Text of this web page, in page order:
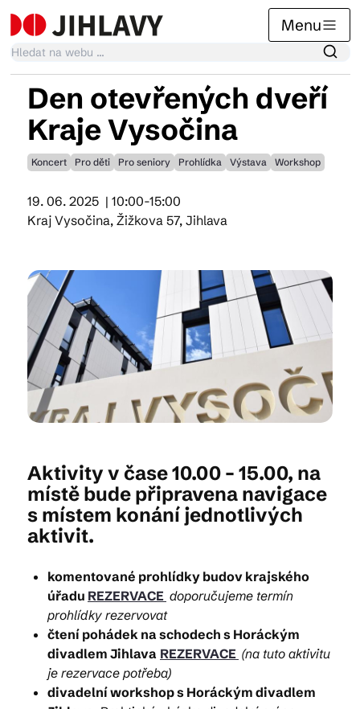
Menu
Kalendář akcí
Tradiční akce
Články
Suvenýry
Praktické info
Kam vyrazit
CS EN DE
© 2026 Brána Jihlavy
Den otevřených dveří
Kraje Vysočina
Koncert Pro děti Pro seniory Prohlídka Výstava Workshop
19. 06. 2025 | 10:00-15:00
Kraj Vysočina, Žižkova 57, Jihlava
Aktivity v čase 10.00 – 15.00, na
místě bude připravena navigace
s místem konání jednotlivých
aktivit.
komentované prohlídky budov krajského
úřadu REZERVACE doporučujeme termín
prohlídky rezervovat
čtení pohádek na schodech s Horáckým
divadlem Jihlava REZERVACE (na tuto aktivitu
je rezervace potřeba)
divadelní workshop s Horáckým divadlem